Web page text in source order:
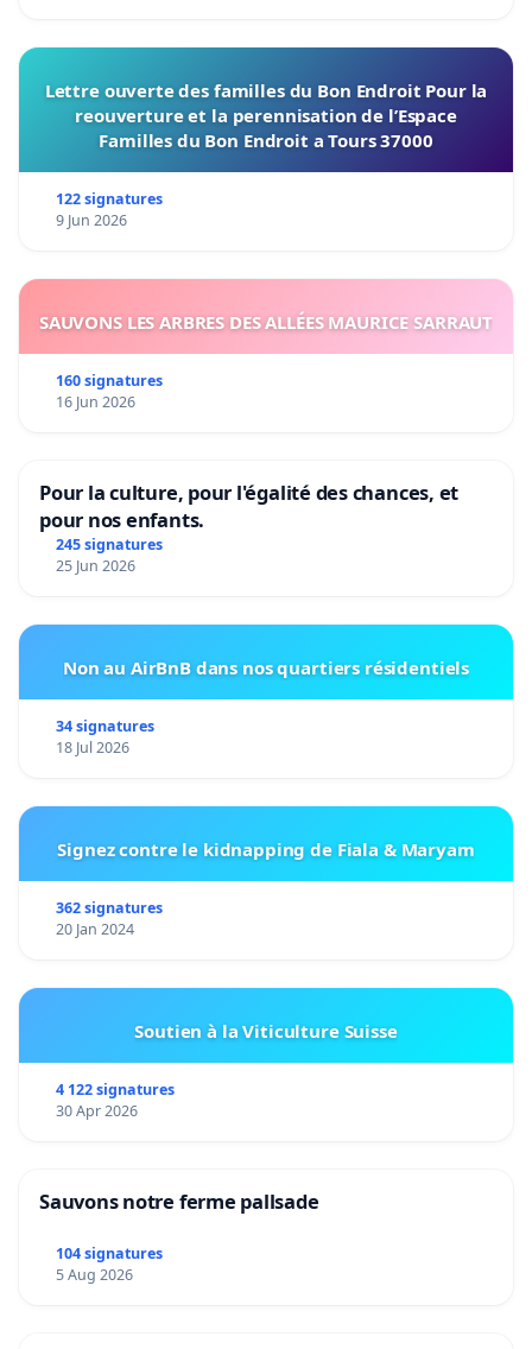
Lettre ouverte des familles du Bon Endroit Pour la
reouverture et la perennisation de l’Espace
Familles du Bon Endroit a Tours 37000
122 signatures
9 Jun 2026
SAUVONS LES ARBRES DES ALLÉES MAURICE SARRAUT
160 signatures
16 Jun 2026
Pour la culture, pour l'égalité des chances, et
pour nos enfants.
245 signatures
25 Jun 2026
Non au AirBnB dans nos quartiers résidentiels
34 signatures
18 Jul 2026
Signez contre le kidnapping de Fiala & Maryam
362 signatures
20 Jan 2024
Soutien à la Viticulture Suisse
4 122 signatures
30 Apr 2026
Sauvons notre ferme pallsade
104 signatures
5 Aug 2026